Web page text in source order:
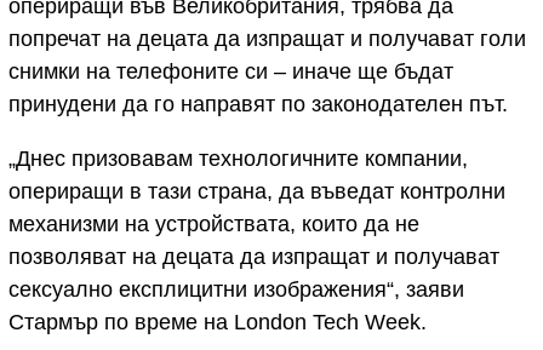
опериращи във Великобритания, трябва да
попречат на децата да изпращат и получават голи
снимки на телефоните си – иначе ще бъдат
принудени да го направят по законодателен път.
„Днес призовавам технологичните компании,
опериращи в тази страна, да въведат контролни
механизми на устройствата, които да не
позволяват на децата да изпращат и получават
сексуално експлицитни изображения“, заяви
Стармър по време на London Tech Week.